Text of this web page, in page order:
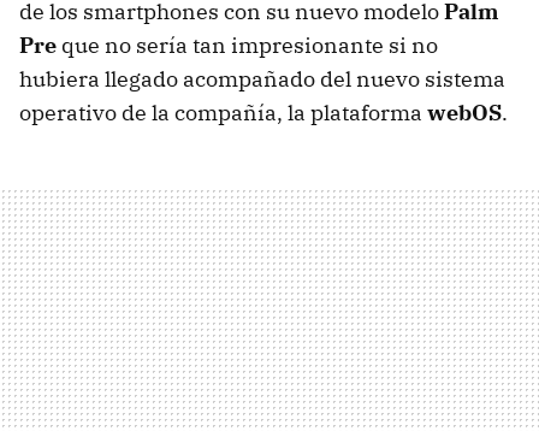
de los smartphones con su nuevo modeloPalm
Pre que no sería tan impresionante si no
hubiera llegado acompañado del nuevo sistema
operativo de la compañía, la plataforma webOS.